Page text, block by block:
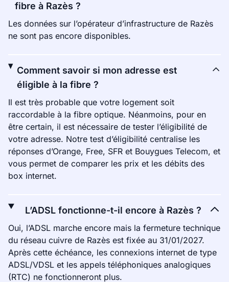
fibre à Razès ?
Les données sur l’opérateur d’infrastructure de Razès
ne sont pas encore disponibles.
Comment savoir si mon adresse est
éligible à la fibre ?
Il est très probable que votre logement soit
raccordable à la fibre optique. Néanmoins, pour en
être certain, il est nécessaire de tester l’éligibilité de
votre adresse. Notre test d’éligibilité centralise les
réponses d’Orange, Free, SFR et Bouygues Telecom, et
vous permet de comparer les prix et les débits des
box internet.
L’ADSL fonctionne-t-il encore à Razès ?
Oui, l’ADSL marche encore mais la fermeture technique
du réseau cuivre de Razès est fixée au 31/01/2027.
Après cette échéance, les connexions internet de type
ADSL/VDSL et les appels téléphoniques analogiques
(RTC) ne fonctionneront plus.